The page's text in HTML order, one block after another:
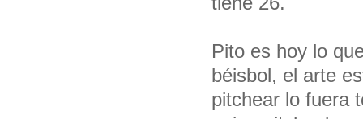
Pito es hoy lo
béisbol, el arte
pitchear lo fuera